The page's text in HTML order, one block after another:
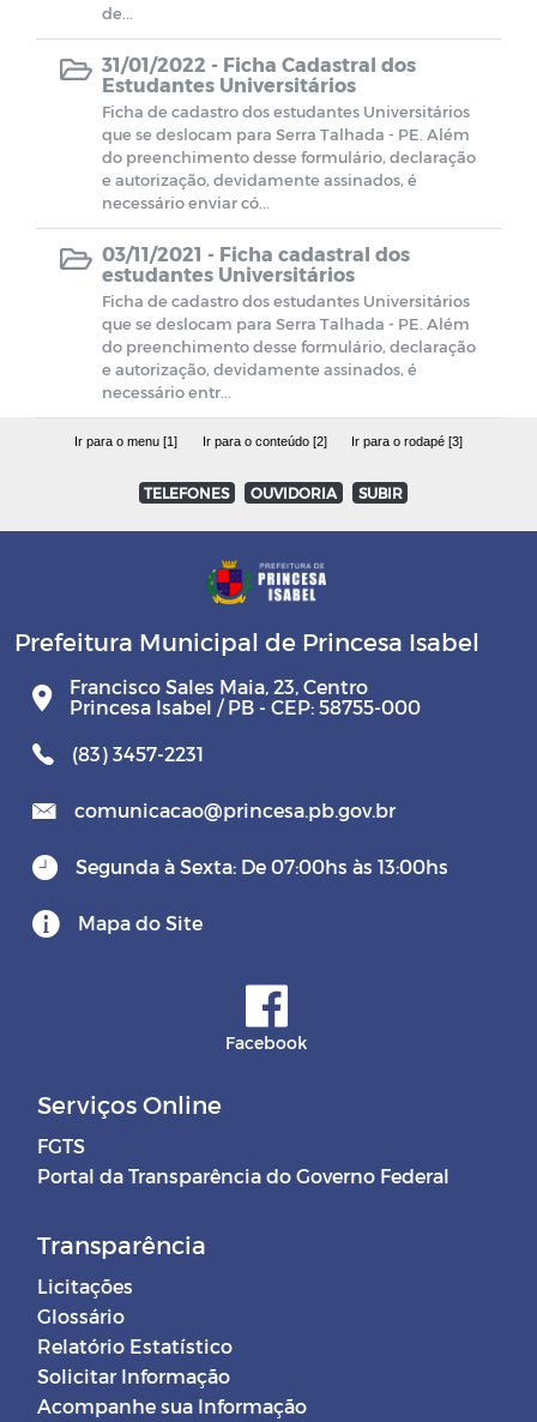
de...
31/01/2022 - Ficha Cadastral dos
Estudantes Universitários
Ficha de cadastro dos estudantes Universitários
que se deslocam para Serra Talhada - PE. Além
do preenchimento desse formulário, declaração
e autorização, devidamente assinados, é
necessário enviar có...
03/11/2021 - Ficha cadastral dos
estudantes Universitários
Ficha de cadastro dos estudantes Universitários
que se deslocam para Serra Talhada - PE. Além
do preenchimento desse formulário, declaração
e autorização, devidamente assinados, é
necessário entr...
Ir para o menu [1] Ir para o conteúdo [2] Ir para o rodapé [3]
TELEFONES OUVIDORIA SUBIR
Prefeitura Municipal de Princesa Isabel
Francisco Sales Maia, 23, Centro
Princesa Isabel / PB - CEP: 58755-000
(83) 3457-2231
comunicacao@princesa.pb.gov.br
Segunda à Sexta: De 07:00hs às 13:00hs
Mapa do Site
Facebook
Serviços Online
FGTS
Portal da Transparência do Governo Federal
Transparência
Licitações
Glossário
Relatório Estatístico
Solicitar Informação
Acompanhe sua Informação